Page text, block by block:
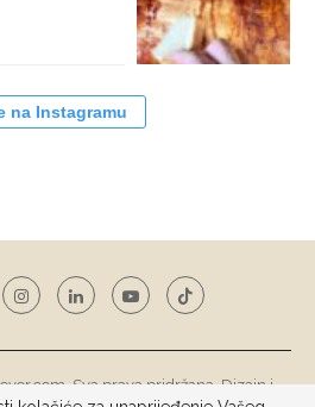
na Instagramu
Sva prava pridržana. Dizajn i